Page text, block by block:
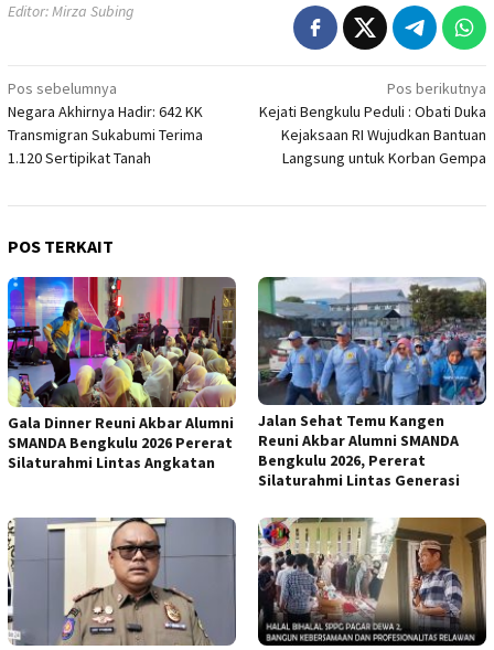
Editor: Mirza Subing
Navigasi
pos
Pos sebelumnya
Negara Akhirnya Hadir: 642 KK
Transmigran Sukabumi Terima
1.120 Sertipikat Tanah
Pos berikutnya
Kejati Bengkulu Peduli : Obati Duka
Kejaksaan RI Wujudkan Bantuan
Langsung untuk Korban Gempa
POS TERKAIT
Gala Dinner Reuni Akbar Alumni
SMANDA Bengkulu 2026 Pererat
Silaturahmi Lintas Angkatan
Jalan Sehat Temu Kangen
Reuni Akbar Alumni SMANDA
Bengkulu 2026, Pererat
Silaturahmi Lintas Generasi